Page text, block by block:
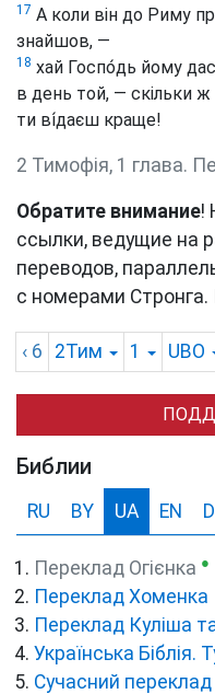
17 А коли він до Риму
знайшов, —
18 хай Госпо́дь йому
в день той, — скільки
ти ві́даєш краще!
2 Тимофія, 1 глава.
Обратите внимание!
ссылки, ведущие на
переводов,
с номерами Стронга.
‹ 6 2Тим 1 UBO
Библии
RU BY UA EN
Переклад Огієнка ●
Переклад Хоменка
Переклад Куліша
Українська Біблія.
Сучасний переклад